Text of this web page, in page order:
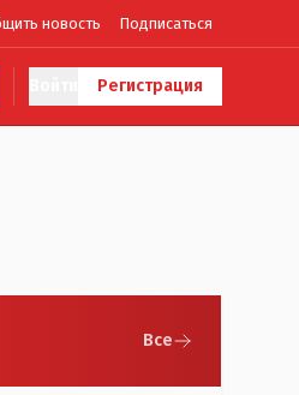
новость Подписаться
Регистрация
Все